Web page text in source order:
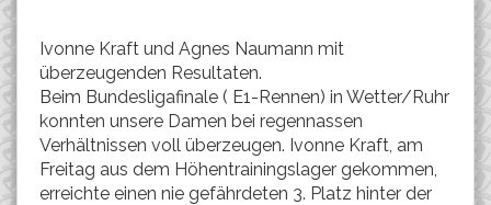
Ivonne Kraft und Agnes Naumann mit
überzeugenden Resultaten.
Beim Bundesligafinale ( E1-Rennen) in Wetter/Ruhr
konnten unsere Damen bei regennassen
Verhältnissen voll überzeugen. Ivonne Kraft, am
Freitag aus dem Höhentrainingslager gekommen,
erreichte einen nie gefährdeten 3. Platz hinter der